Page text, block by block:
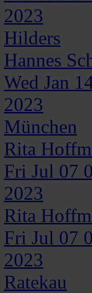
2023
Hilders
Hannes
Wed Jan
2023
München
Rita
Fri Jul 07
2023
Rita
Fri Jul 07
2023
Ratekau